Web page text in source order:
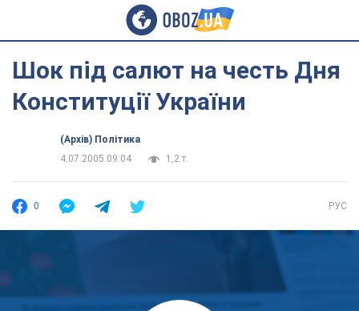
Шок під салют на честь Дня
Конституції України
(Архів) Політика
4.07.2005 09:04
1,2 т.
0 РУС